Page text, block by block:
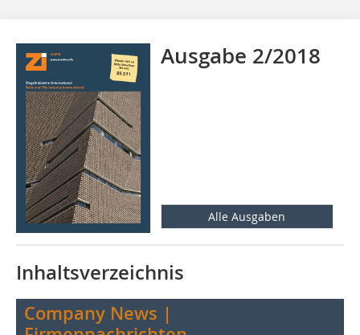
Ausgabe 2/2018
Alle Ausgaben
Inhaltsverzeichnis
Company News |